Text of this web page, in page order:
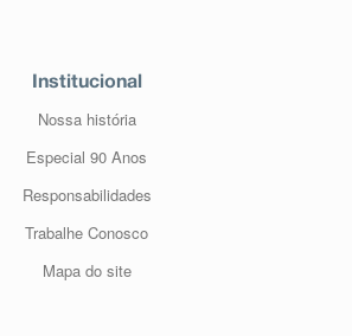
Institucional
Nossa história
Especial 90 Anos
Responsabilidades
Trabalhe Conosco
Mapa do site